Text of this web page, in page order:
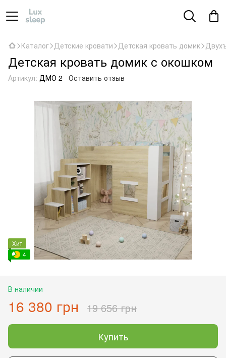
Каталог Детские кровати Детская кровать домик
Детская кровать домик с окошком
Артикул: ДМО 2 Оставить отзыв
Хит
4
В наличии
16 380 грн 19 656 грн
Купить